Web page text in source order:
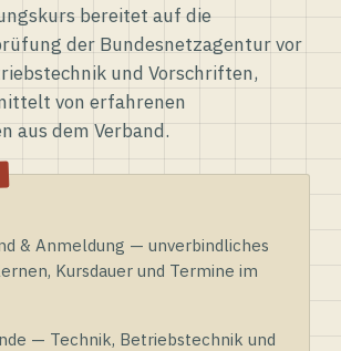
bereitet auf die
der Bundesnetzagentur vor
und Vorschriften,
von erfahrenen
aus dem Verband.
& Anmeldung — unverbindliches
Kursdauer und Termine im
— Technik, Betriebstechnik und